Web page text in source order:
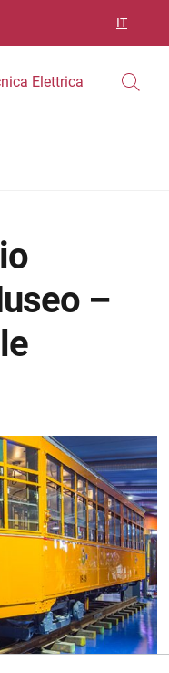
IT
Elettrica
–